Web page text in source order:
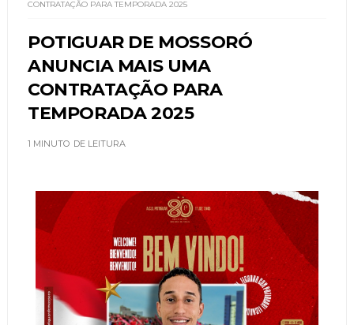
CONTRATAÇÃO PARA TEMPORADA 2025
POTIGUAR DE MOSSORÓ
ANUNCIA MAIS UMA
CONTRATAÇÃO PARA
TEMPORADA 2025
1 MINUTO DE LEITURA